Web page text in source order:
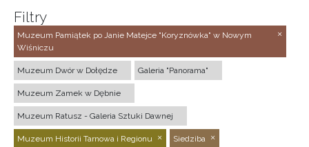
Filtry
Muzeum Pamiątek po Janie Matejce "Koryznówka" w Nowym
Wiśniczu
Muzeum Dwór w Dołędze Galeria "Panorama"
Muzeum Zamek w Dębnie
Muzeum Ratusz - Galeria Sztuki Dawnej
Muzeum Historii Tarnowa i Regionu Siedziba